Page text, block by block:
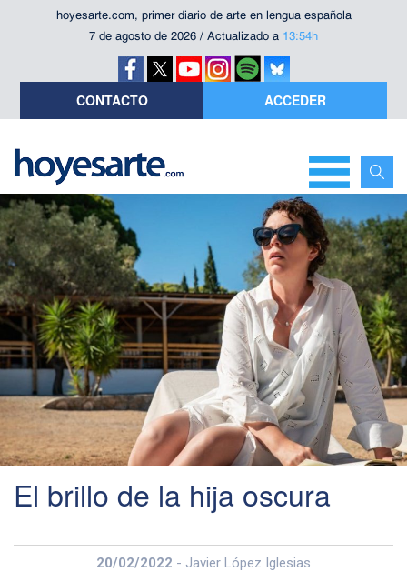
hoyesarte.com, primer diario de arte en lengua española
7 de agosto de 2026 / Actualizado a 13:54h
CONTACTO ACCEDER
El brillo de la hija oscura
20/02/2022 - Javier López Iglesias